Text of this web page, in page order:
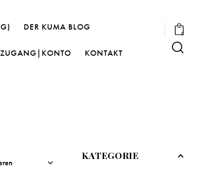
DER KUMA BLOG
ZUGANG|KONTO KONTAKT
0
KATEGORIE